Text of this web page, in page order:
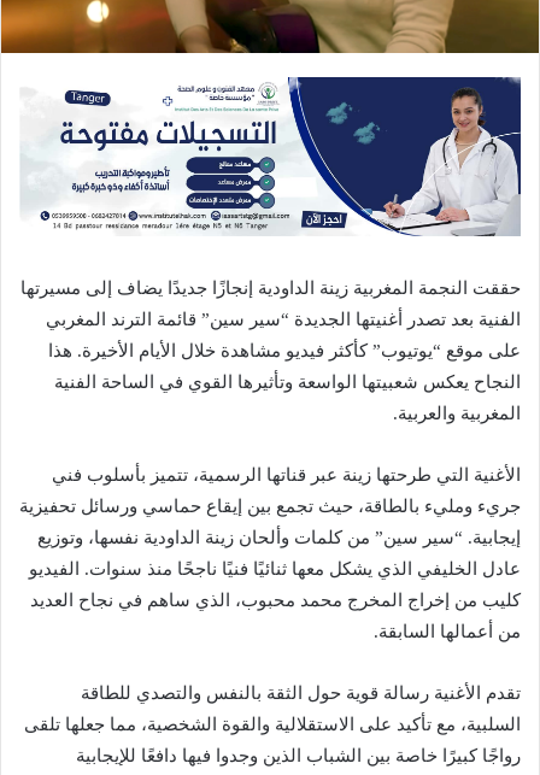
حققت النجمة المغربية زينة الداودية إنجازًا جديدًا يضاف إلى مسيرتها
الفنية بعد تصدر أغنيتها الجديدة “سير سين” قائمة الترند المغربي
على موقع “يوتيوب” كأكثر فيديو مشاهدة خلال الأيام الأخيرة. هذا
النجاح يعكس شعبيتها الواسعة وتأثيرها القوي في الساحة الفنية
المغربية والعربية.
الأغنية التي طرحتها زينة عبر قناتها الرسمية، تتميز بأسلوب فني
جريء ومليء بالطاقة، حيث تجمع بين إيقاع حماسي ورسائل تحفيزية
إيجابية. “سير سين” من كلمات وألحان زينة الداودية نفسها، وتوزيع
عادل الخليفي الذي يشكل معها ثنائيًا فنيًا ناجحًا منذ سنوات. الفيديو
كليب من إخراج المخرج محمد محبوب، الذي ساهم في نجاح العديد
من أعمالها السابقة.
تقدم الأغنية رسالة قوية حول الثقة بالنفس والتصدي للطاقة
السلبية، مع تأكيد على الاستقلالية والقوة الشخصية، مما جعلها تلقى
رواجًا كبيرًا خاصة بين الشباب الذين وجدوا فيها دافعًا للإيجابية